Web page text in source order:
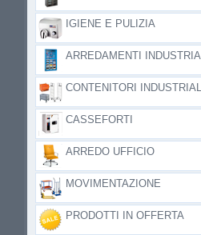
IGIENE E PULIZIA
ARREDAMENTI
CONTENITORI INDUSTRIALI
CASSEFORTI
ARREDO UFFICIO
MOVIMENTAZIONE
PRODOTTI IN OFFERTA